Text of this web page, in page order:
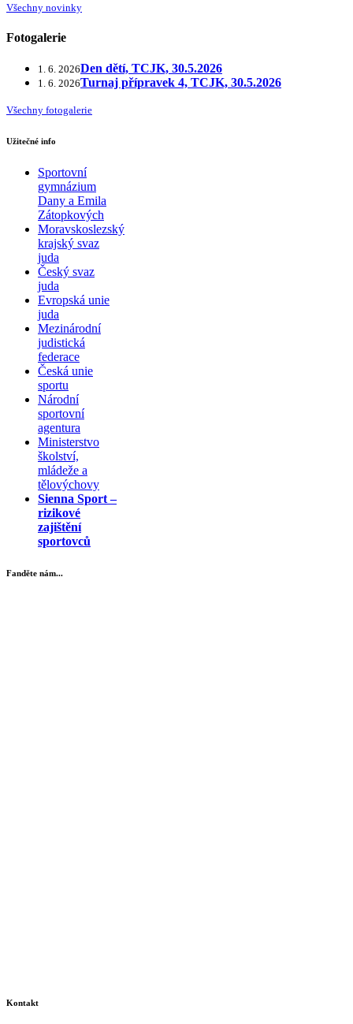
Všechny novinky
Fotogalerie
1. 6. 2026Den dětí, TCJK, 30.5.2026
1. 6. 2026Turnaj přípravek 4, TCJK, 30.5.2026
Všechny fotogalerie
Užitečné info
Sportovní
gymnázium
Dany a Emila
Zátopkových
Moravskoslezský
krajský svaz
juda
Český svaz
juda
Evropská unie
juda
Mezinárodní
judistická
federace
Česká unie
sportu
Národní
sportovní
agentura
Ministerstvo
školství,
mládeže a
tělovýchovy
Sienna Sport –
rizikové
zajištění
sportovců
Fanděte nám...
Kontakt